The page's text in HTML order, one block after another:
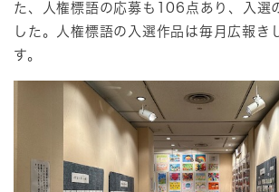
た、人権標語の応募も106点あり、入選
した。人権標語の入選作品は毎月広報き
す。